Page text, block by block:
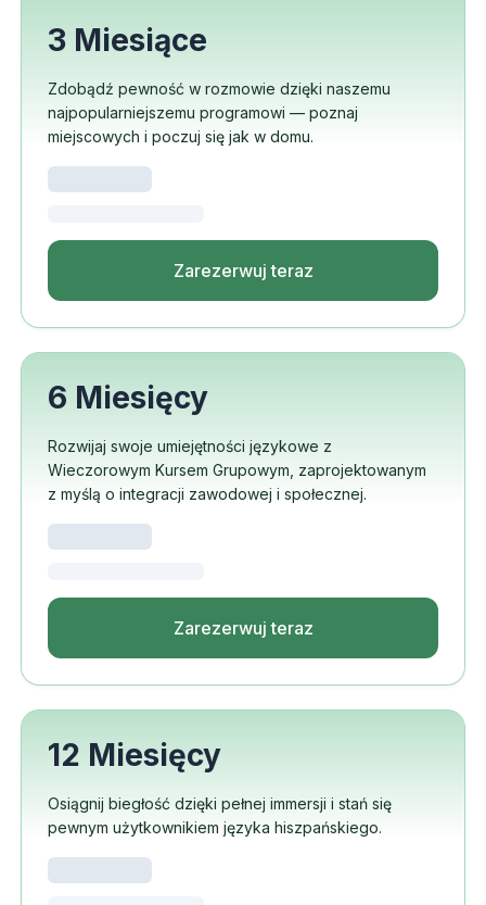
3 Miesiące
Zdobądź pewność w rozmowie dzięki naszemu
najpopularniejszemu programowi — poznaj
miejscowych i poczuj się jak w domu.
Zarezerwuj teraz
6 Miesięcy
Rozwijaj swoje umiejętności językowe z
Wieczorowym Kursem Grupowym, zaprojektowanym
z myślą o integracji zawodowej i społecznej.
Zarezerwuj teraz
12 Miesięcy
Osiągnij biegłość dzięki pełnej immersji i stań się
pewnym użytkownikiem języka hiszpańskiego.